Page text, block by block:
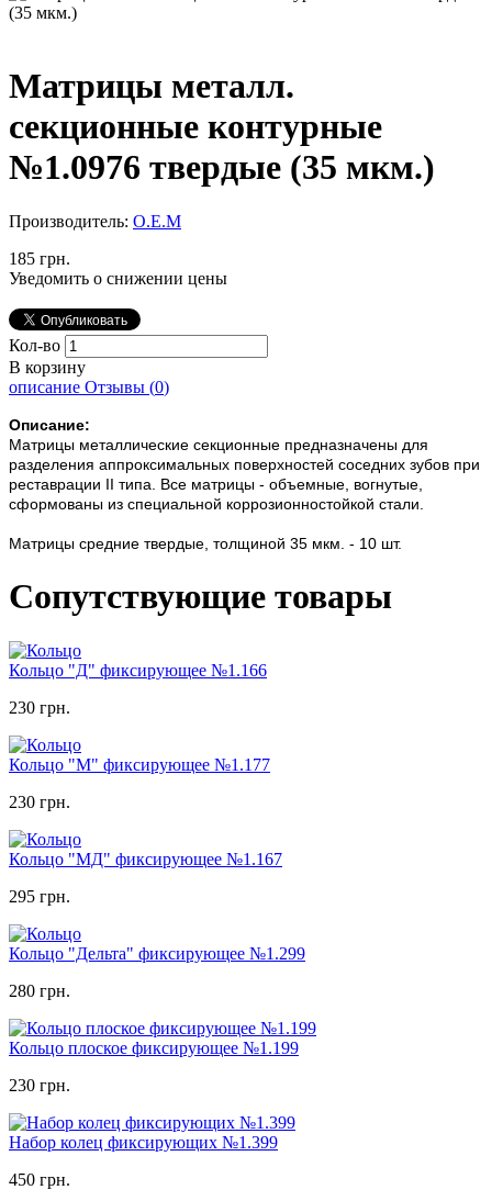
Матрицы металл.
секционные контурные
№1.0976 твердые (35 мкм.)
Производитель: О.Е.М
185 грн.
Уведомить о снижении цены
Кол-во
В корзину
описание Отзывы (0)
Описание:
Матрицы металлические секционные предназначены для
разделения аппроксимальных поверхностей соседних зубов при
реставрации II типа. Все матрицы - объемные, вогнутые,
сформованы из специальной коррозионностойкой стали.
Матрицы средние твердые, толщиной 35 мкм. - 10 шт.
Сопутствующие товары
Кольцо "Д" фиксирующее №1.166
230 грн.
Кольцо "М" фиксирующее №1.177
230 грн.
Кольцо "МД" фиксирующее №1.167
295 грн.
Кольцо "Дельта" фиксирующее №1.299
280 грн.
Кольцо плоское фиксирующее №1.199
230 грн.
Набор колец фиксирующих №1.399
450 грн.